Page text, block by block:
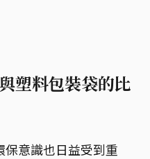
塑料包裝袋的比
意識也日益受到重